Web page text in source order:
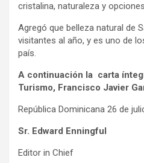
cristalina, naturaleza y
Agregó que belleza natural de
visitantes al año, y es uno de
país.
A continuación la carta
Turismo, Francisco Javier
República Dominicana 26 de
Sr. Edward Enningful
Editor in Chief